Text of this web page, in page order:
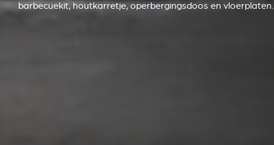
barbecuekit, houtkarretje, operbergingsdoos en vloerplaten.